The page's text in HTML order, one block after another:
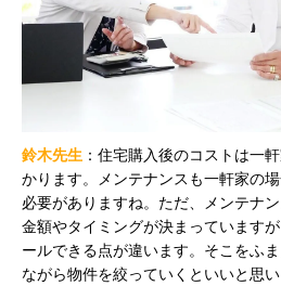
鈴木先生 ：住宅購入後のコストは一
かります。メンテナンスも一軒家の
必要がありますね。ただ、メンテナ
金額やタイミングが決まっています
ールできる点が違います。そこをふ
ながら物件を絞っていくといいと思い